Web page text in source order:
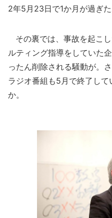
2年5月23日で1か月が過ぎた
その裏では、事故を起こ
ルティング指導をしていた
ったん削除される騒動が。
ラジオ番組も5月で終了し
か。